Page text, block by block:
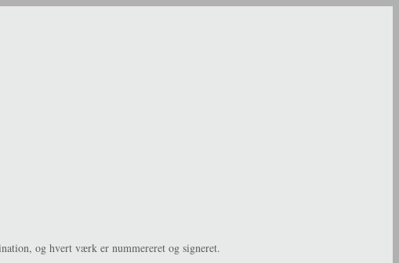
og hvert værk er nummereret og signeret.